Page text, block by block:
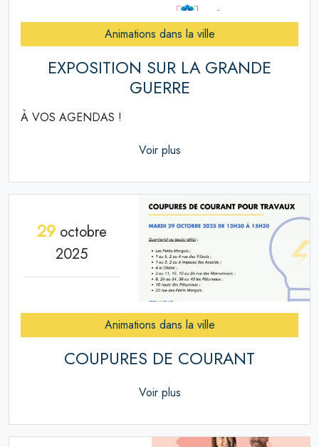
Animations dans la ville
EXPOSITION SUR LA GRANDE
GUERRE
À VOS AGENDAS !
Voir plus
29octobre
2025
Animations dans la ville
COUPURES DE COURANT
Voir plus